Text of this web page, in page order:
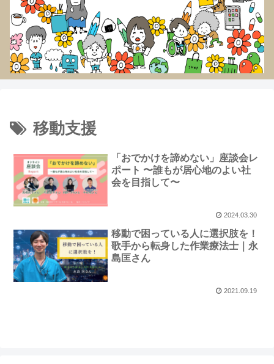
移動支援
「おでかけを諦めない」座談会レ
ポート 〜誰もが居心地のよい社
会を目指して〜
2024.03.30
移動で困っている人に選択肢を！
歌手から転身した作業療法士｜永
島匡さん
2021.09.19